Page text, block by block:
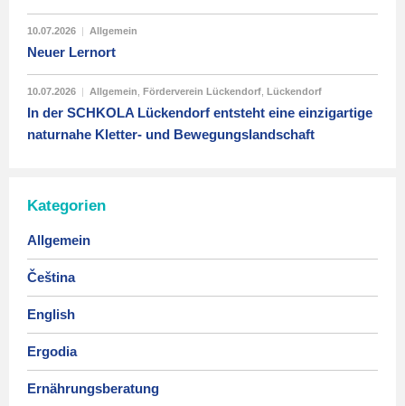
10.07.2026 | Allgemein
Neuer Lernort
10.07.2026 | Allgemein Förderverein Lückendorf Lückendorf
In der SCHKOLA Lückendorf entsteht eine einzigartige
naturnahe Kletter- und Bewegungslandschaft
Kategorien
Allgemein
Čeština
English
Ergodia
Ernährungsberatung